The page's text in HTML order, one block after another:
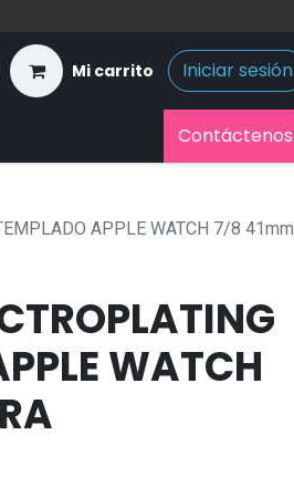
Mi carrito Iniciar sesión
Contáctenos
APPLE WATCH 7/8 41mm
WATCH